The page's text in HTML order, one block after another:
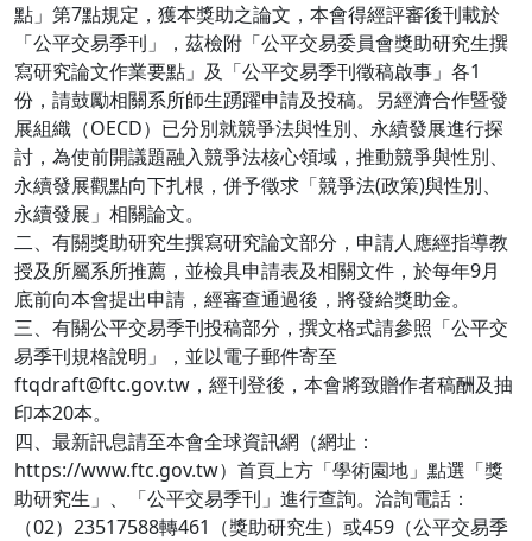
點」第7點規定，獲本獎助之論文，本會得經評審後刊載於
「公平交易季刊」，茲檢附「公平交易委員會獎助研究生撰
寫研究論文作業要點」及「公平交易季刊徵稿啟事」各1
份，請鼓勵相關系所師生踴躍申請及投稿。另經濟合作暨發
展組織（OECD）已分別就競爭法與性別、永續發展進行探
討，為使前開議題融入競爭法核心領域，推動競爭與性別、
永續發展觀點向下扎根，併予徵求「競爭法(政策)與性別、
永續發展」相關論文。
二、有關獎助研究生撰寫研究論文部分，申請人應經指導教
授及所屬系所推薦，並檢具申請表及相關文件，於每年9月
底前向本會提出申請，經審查通過後，將發給獎助金。
三、有關公平交易季刊投稿部分，撰文格式請參照「公平交
易季刊規格說明」，並以電子郵件寄至
ftqdraft@ftc.gov.tw，經刊登後，本會將致贈作者稿酬及抽
印本20本。
四、最新訊息請至本會全球資訊網（網址：
https://www.ftc.gov.tw）首頁上方「學術園地」點選「獎
助研究生」、「公平交易季刊」進行查詢。洽詢電話：
（02）23517588轉461（獎助研究生）或459（公平交易季